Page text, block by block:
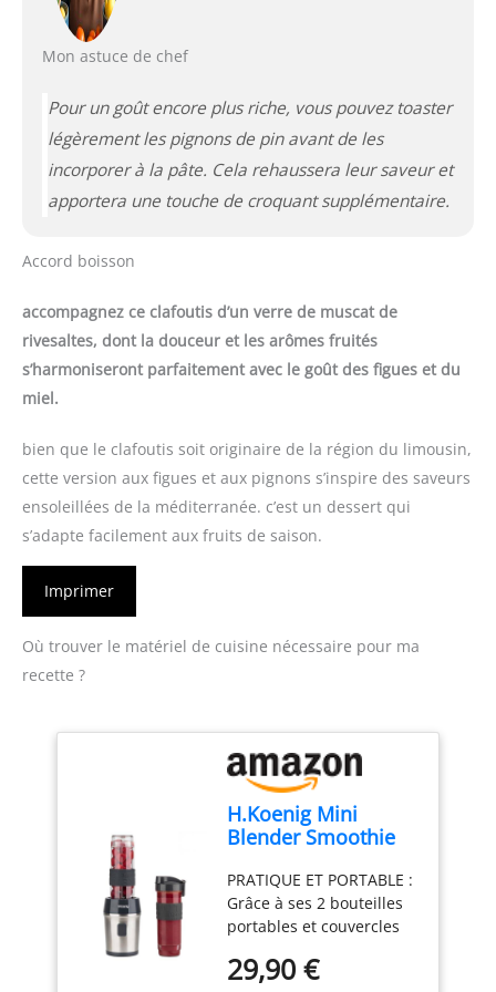
Mon astuce de chef
Pour un goût encore plus riche, vous pouvez toaster
légèrement les pignons de pin avant de les
incorporer à la pâte. Cela rehaussera leur saveur et
apportera une touche de croquant supplémentaire.
Accord boisson
accompagnez ce clafoutis d’un verre de muscat de
rivesaltes, dont la douceur et les arômes fruités
s’harmoniseront parfaitement avec le goût des figues et du
miel.
bien que le clafoutis soit originaire de la région du limousin,
cette version aux figues et aux pignons s’inspire des saveurs
ensoleillées de la méditerranée. c’est un dessert qui
s’adapte facilement aux fruits de saison.
Imprimer
Où trouver le matériel de cuisine nécessaire pour ma
recette ?
H.Koenig Mini
Blender Smoothie
570ml, 300W, 4
Lames Inox, sans
BPA, 2 Bouteilles
Portables avec
Couvercles de
PRATIQUE ET PORTABLE :
Grâce à ses 2 bouteilles
portables et couvercles
emportez et savourez vos
29,90 €